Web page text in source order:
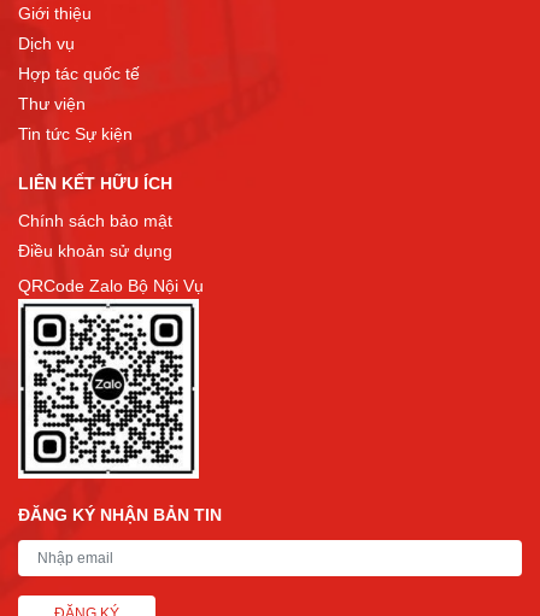
Giới thiệu
Dịch vụ
Hợp tác quốc tế
Thư viện
Tin tức Sự kiện
LIÊN KẾT HỮU ÍCH
Chính sách bảo mật
Điều khoản sử dụng
QRCode Zalo Bộ Nội Vụ
ĐĂNG KÝ NHẬN BẢN TIN